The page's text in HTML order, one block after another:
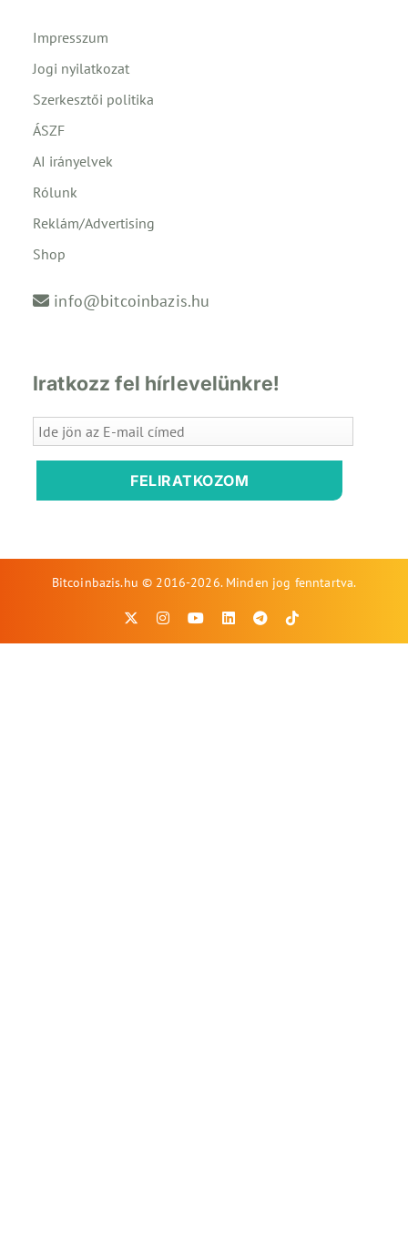
Impresszum
Jogi nyilatkozat
Szerkesztői politika
ÁSZF
AI irányelvek
Rólunk
Reklám/Advertising
Shop
info@bitcoinbazis.hu
Iratkozz fel hírlevelünkre!
FELIRATKOZOM
Bitcoinbazis.hu © 2016-2026. Minden jog fenntartva.